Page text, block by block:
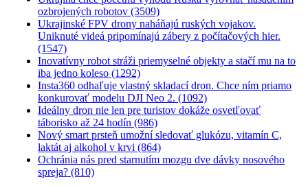
ozbrojených robotov (3509)
Ukrajinské FPV drony naháňajú ruských vojakov.
Uniknuté videá pripomínajú zábery z počítačových hier.
(1547)
Inovatívny robot stráži priemyselné objekty a stačí mu na to
iba jedno koleso (1292)
Insta360 odhaľuje vlastný skladací dron. Chce ním priamo
konkurovať modelu DJI Neo 2. (1092)
Ideálny dron nie len pre turistov dokáže osvetľovať
táborisko až 24 hodín (986)
Nový smart prsteň umožní sledovať glukózu, vitamín C,
laktát aj alkohol v krvi (864)
Ochránia nás pred starnutím mozgu dve dávky nosového
spreja? (810)